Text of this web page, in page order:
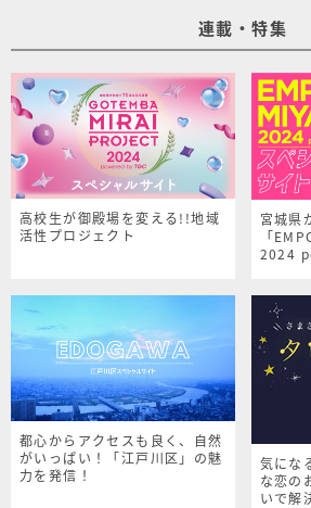
連載・特集
高校生が御殿場を変える!!地域
活性プロジェクト
宮城県
「
2024
都心からアクセスも良く、自然
がいっぱい！「江戸川区」の魅
力を発信！
気にな
な恋の
いで解